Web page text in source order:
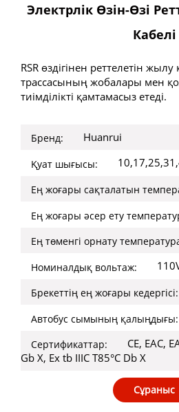
Электрлік Өзін-Өзі
Кабелі
RSR өздігінен реттелетін
трассасының жобалары мен
тиімділікті қамтамасыз етеді.
Бренд: Huanrui
Қуат шығысы:
Ең жоғары сақталатын
Ең жоғары әсер ету
Ең төменгі орнату
Номиналдық вольтаж:
Брекеттің ең жоғары кедергісі:
Автобус сымының қалыңдығы:
Сертификаттар:
CE, EAC,
Gb X, Ex tb IIIC T85°C Db X
Сұраныс